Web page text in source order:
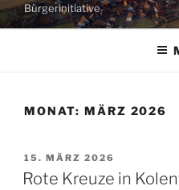
Bürgerinitiative
MONAT: MÄRZ 2026
VERÖFFENTLICHT
AM
15. MÄRZ 2026
Rote Kreuze in